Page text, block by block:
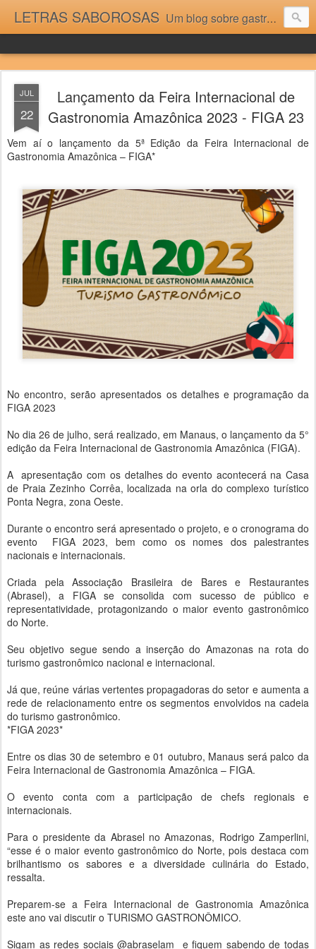
LETRAS SABOROSAS Um blog sobre gastronomia para as pessoas que gostam da boa cozinha. Dicas, receitas, notícias gastronômicas e viagens do Caburaí ao Chuí. Vou adorar tê-los na minha cozinha acima do Equador.
JUL
22
Lançamento da Feira Internacional de
Gastronomia Amazônica 2023 - FIGA 23
Vem aí o lançamento da 5ª Edição da Feira Internacional de
Gastronomia Amazônica – FIGA*
No encontro, serão apresentados os detalhes e programação da
FIGA 2023
No dia 26 de julho, será realizado, em Manaus, o lançamento da 5°
edição da Feira Internacional de Gastronomia Amazônica (FIGA).
A apresentação com os detalhes do evento acontecerá na Casa
de Praia Zezinho Corrêa, localizada na orla do complexo turístico
Ponta Negra, zona Oeste.
Durante o encontro será apresentado o projeto, e o cronograma do
evento FIGA 2023, bem como os nomes dos palestrantes
nacionais e internacionais.
Criada pela Associação Brasileira de Bares e Restaurantes
(Abrasel), a FIGA se consolida com sucesso de público e
representatividade, protagonizando o maior evento gastronômico
do Norte.
Seu objetivo segue sendo a inserção do Amazonas na rota do
turismo gastronômico nacional e internacional.
Já que, reúne várias vertentes propagadoras do setor e aumenta a
rede de relacionamento entre os segmentos envolvidos na cadeia
do turismo gastronômico.
*FIGA 2023*
Entre os dias 30 de setembro e 01 outubro, Manaus será palco da
Feira Internacional de Gastronomia Amazônica – FIGA.
O evento conta com a participação de chefs regionais e
internacionais.
Para o presidente da Abrasel no Amazonas, Rodrigo Zamperlini,
“esse é o maior evento gastronômico do Norte, pois destaca com
brilhantismo os sabores e a diversidade culinária do Estado,
ressalta.
Preparem-se a Feira Internacional de Gastronomia Amazônica
este ano vai discutir o TURISMO GASTRONÔMICO.
Sigam as redes sociais @abraselam e fiquem sabendo de todas